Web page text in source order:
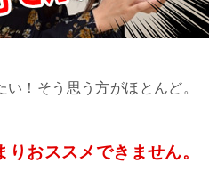
！そう思う方がほとんど。
おススメできません。